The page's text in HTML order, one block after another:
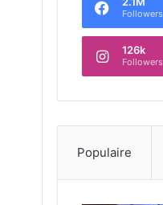
Followers
126k
Followers
Populaire